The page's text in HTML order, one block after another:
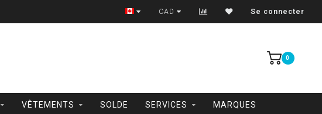
Trois-Rivières et Shawinigan
CAD Se connecter
0
VÊTEMENTS SOLDE SERVICES MARQUES